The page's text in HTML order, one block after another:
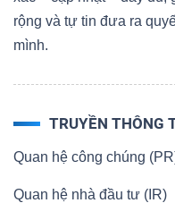
rộng và tự tin đưa ra
mình.
TRUYỀN THÔNG
Quan hệ công chúng
Quan hệ nhà đầu tư (IR)